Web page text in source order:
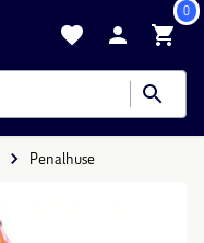
0
Penalhuse